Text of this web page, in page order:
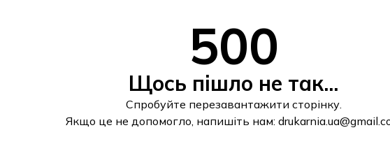
500
Щось пішло не так...
Спробуйте перезавантажити сторінку.
Якщо це не допомогло, напишіть нам: